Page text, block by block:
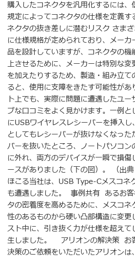
購入したコネクタを汎用化するには
規定によってコネクタの仕様を定義す
ネクタの抜き差しに潜むリスク さま
に仕様規格が定められており、メー
品を設計していますが、コネクタの
上させるために、メーカーは特別な
を加えたりするため、製造・組み立
ると、使用に支障をきたす可能性があ
ト上でも、実際に問題に遭遇したユー
ブな口コミをよく見かけます。一例
にUSBワイヤレスレシーバーを挿入
としてもレシーバーが抜けなくなっ
バーを抜いたところ、ノートパソコ
に外れ、両方のデバイスが一瞬で損
ースがありました（下の図）。 （出
ほこる当社は、USB Type-Cメスコネ
も遭遇しました。 事例共有 あるお
タの密着度を高めるために、メスコ
性のあるものから硬い凸部構造に変
スト中に、引き抜く力が仕様を超え
生しました。 アリオンの解決策 お
決策のご依頼をいただいたアリオン